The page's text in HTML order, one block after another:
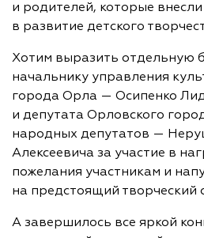
и родителей, которые
в развитие детского
Хотим выразить отдельную
начальнику управления
города Орла — Осипенко
и депутата Орловского
народных депутатов —
Алексеевича за участие в
пожелания участникам и
на предстоящий творческий
А завершилось все яркой